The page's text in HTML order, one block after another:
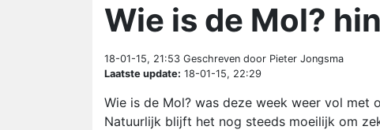
Wie is de Mol?
18-01-15, 21:53 Geschreven door Pieter Jongsma
Laatste update: 18-01-15, 22:29
Wie is de Mol? was deze week weer vol met
Natuurlijk blijft het nog steeds moeilijk om